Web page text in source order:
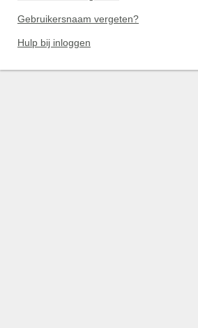
Gebruikersnaam vergeten?
Hulp bij inloggen